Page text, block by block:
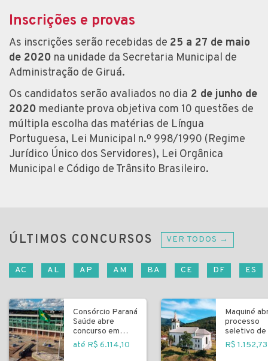
Inscrições e provas
As inscrições serão recebidas de 25 a 27 de maio
de 2020 na unidade da Secretaria Municipal de
Administração de Giruá.
Os candidatos serão avaliados no dia 2 de junho de
2020 mediante prova objetiva com 10 questões de
múltipla escolha das matérias de Língua
Portuguesa, Lei Municipal n.º 998/1990 (Regime
Jurídico Único dos Servidores), Lei Orgânica
Municipal e Código de Trânsito Brasileiro.
ÚLTIMOS CONCURSOS VER TODOS →
AC AL AP AM BA CE DF ES
Consórcio Paraná
Saúde abre
concurso em
Curitiba
até R$ 6.114,10
Maquiné
processo
seletivo de
R$ 1.152,73